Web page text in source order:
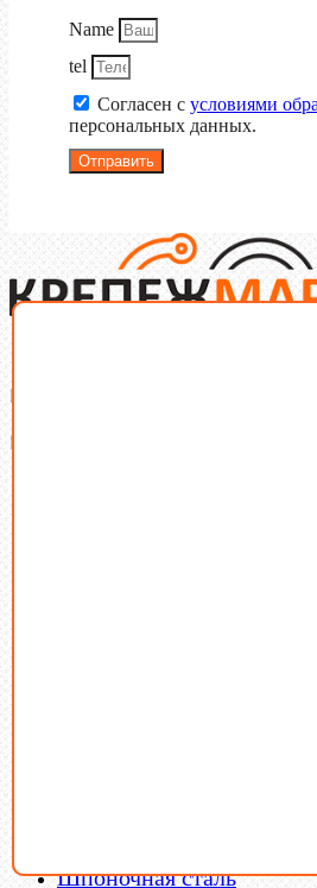
Name
tel
Согласен с условиями
персональных данных.
Отправить
Крепеж-Маркет оптовая продажа
Производство и оптовая продажа
Шпоночная сталь